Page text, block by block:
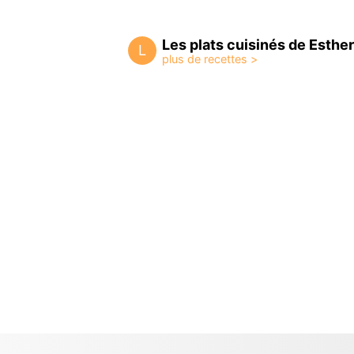
L Les plats cuisinés de